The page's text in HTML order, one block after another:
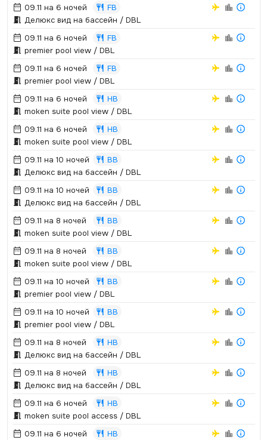
09.11 на 6 ночей
FB
Делюкс вид на бассейн / DBL
09.11 на 6 ночей
FB
premier pool view / DBL
09.11 на 6 ночей
FB
premier pool view / DBL
09.11 на 6 ночей
HB
moken suite pool view / DBL
09.11 на 6 ночей
HB
moken suite pool view / DBL
09.11 на 10 ночей
BB
Делюкс вид на бассейн / DBL
09.11 на 10 ночей
BB
Делюкс вид на бассейн / DBL
09.11 на 8 ночей
BB
moken suite pool view / DBL
09.11 на 8 ночей
BB
moken suite pool view / DBL
09.11 на 10 ночей
BB
premier pool view / DBL
09.11 на 10 ночей
BB
premier pool view / DBL
09.11 на 8 ночей
HB
Делюкс вид на бассейн / DBL
09.11 на 8 ночей
HB
Делюкс вид на бассейн / DBL
09.11 на 6 ночей
HB
moken suite pool access / DBL
09.11 на 6 ночей
HB